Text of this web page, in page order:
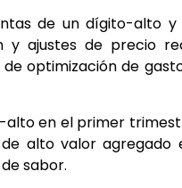
de un dígito-alto
y ajustes de precio
optimización de
en el primer
alto valor agregado
sabor.